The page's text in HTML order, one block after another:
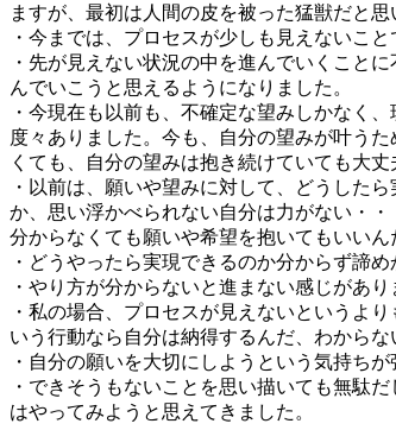
ますが、最初は人間の皮を被った猛獣だと
・今までは、プロセスが少しも見えないこ
・先が見えない状況の中を進んでいくこと
んでいこうと思えるようになりました。
・今現在も以前も、不確定な望みしかなく
度々ありました。今も、自分の望みが叶う
くても、自分の望みは抱き続けていても大
・以前は、願いや望みに対して、どうした
か、思い浮かべられない自分は力がない・
分からなくても願いや希望を抱いてもいい
・どうやったら実現できるのか分からず諦
・やり方が分からないと進まない感じがあ
・私の場合、プロセスが見えないというよ
いう行動なら自分は納得するんだ、わから
・自分の願いを大切にしようという気持ちが
・できそうもないことを思い描いても無駄
はやってみようと思えてきました。